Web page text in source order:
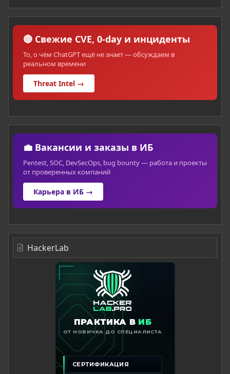
🔴 Свежие CVE, 0-day и инциденты
То, о чём ChatGPT ещё не знает — обсуждаем в
реальном времени
Threat Intel →
💼 Вакансии и заказы в ИБ
Pentest, SOC, DevSecOps, bug bounty — работа и проекты
от проверенных компаний
Карьера в ИБ →
HackerLab